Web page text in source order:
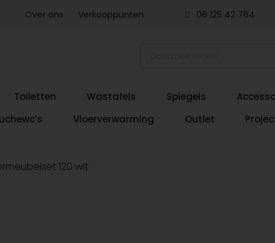
06 125 42 764
Over ons Verkooppunten
Toiletten Wastafels Spiegels
Vloerverwarming Outlet
120 wit